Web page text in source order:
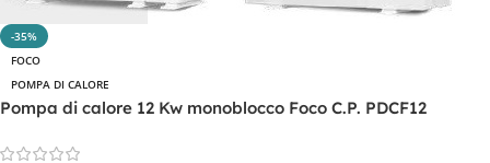
-35%
FOCO
POMPA DI CALORE
Pompa di calore 12 Kw monoblocco Foco C.P. PDCF12